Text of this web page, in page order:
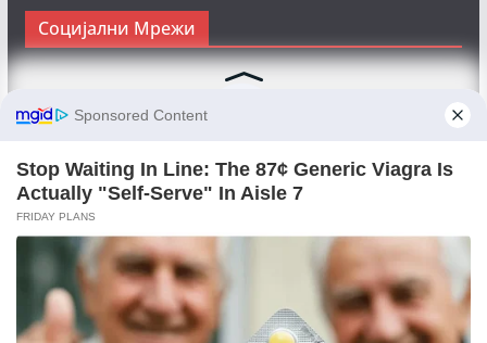
Социјални Мрежи
Следете нè на Фејсбук за да сте во тек со најновите